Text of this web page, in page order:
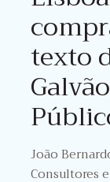
texto
João
Consultores